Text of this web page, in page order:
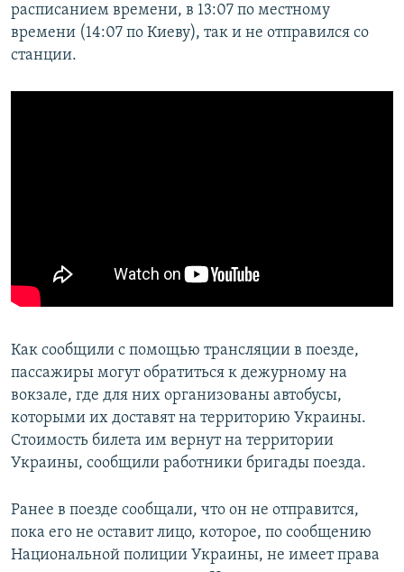
расписанием времени, в 13:07 по местному
времени (14:07 по Киеву), так и не отправился со
станции.
Как сообщили с помощью трансляции в поезде,
пассажиры могут обратиться к дежурному на
вокзале, где для них организованы автобусы,
которыми их доставят на территорию Украины.
Стоимость билета им вернут на территории
Украины, сообщили работники бригады поезда.
Ранее в поезде сообщали, что он не отправится,
пока его не оставит лицо, которое, по сообщению
Национальной полиции Украины, не имеет права